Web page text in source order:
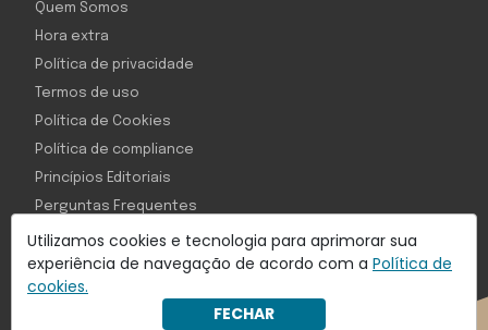
Utilizamos cookies e tecnologia para aprimorar sua
experiência de navegação de acordo com a Política de
cookies.
FECHAR
Com inteligência e tecnologia:
Object1ve - Marketing Solution
Quem Somos
Hora extra
Política de privacidade
Termos de uso
Política de Cookies
Política de compliance
Princípios Editoriais
Perguntas Frequentes